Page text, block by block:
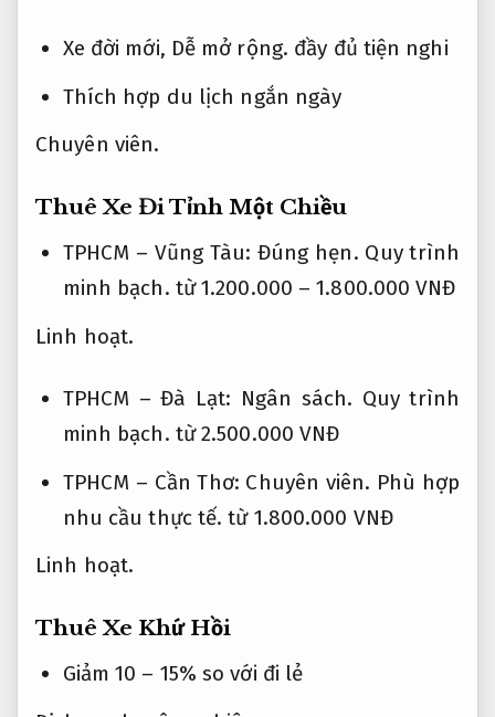
Xe đời mới, Dễ mở rộng. đầy đủ tiện nghi
Thích hợp du lịch ngắn ngày
Chuyên viên.
Thuê Xe Đi Tỉnh Một Chiều
TPHCM – Vũng Tàu:Đúng hẹn. Quy trình
minh bạch. từ 1.200.000 – 1.800.000 VNĐ
Linh hoạt.
TPHCM – Đà Lạt: Ngân sách. Quy trình
minh bạch. từ 2.500.000 VNĐ
TPHCM – Cần Thơ: Chuyên viên. Phù hợp
nhu cầu thực tế. từ 1.800.000 VNĐ
Linh hoạt.
Thuê Xe Khứ Hồi
Giảm 10 – 15% so với đi lẻ